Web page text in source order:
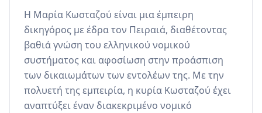
Η Μαρία Κωσταζού είναι μια έμπειρη
δικηγόρος με έδρα τον Πειραιά, διαθέτοντας
βαθιά γνώση του ελληνικού νομικού
συστήματος και αφοσίωση στην προάσπιση
των δικαιωμάτων των εντολέων της. Με την
πολυετή της εμπειρία, η κυρία Κωσταζού έχει
αναπτύξει έναν διακεκριμένο νομικό